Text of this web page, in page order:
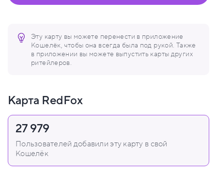
Эту карту вы можете перенести в приложение
Кошелёк, чтобы она всегда была под рукой. Также
в приложении вы можете выпустить карты других
ритейлеров.
Карта RedFox
27 979
Пользователей добавили эту карту в свой
Кошелёк